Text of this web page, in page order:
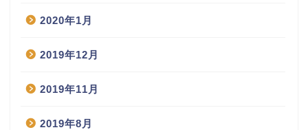
2020年1月
2019年12月
2019年11月
2019年8月